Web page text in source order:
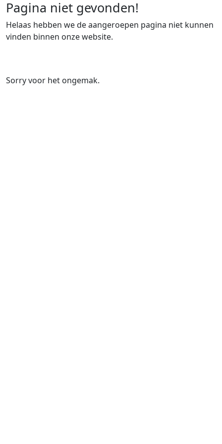
Pagina niet gevonden!
Helaas hebben we de aangeroepen pagina niet kunnen
vinden binnen onze website.
Sorry voor het ongemak.